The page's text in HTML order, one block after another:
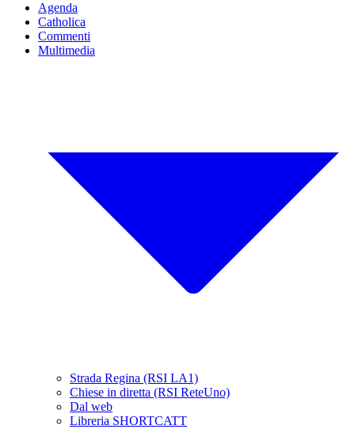
Agenda
Catholica
Commenti
Multimedia
Strada Regina (RSI LA1)
Chiese in diretta (RSI ReteUno)
Dal web
Libreria SHORTCATT